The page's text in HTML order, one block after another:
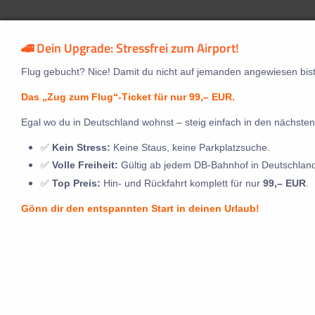
🚄 Dein Upgrade: Stressfrei zum Airport!
Flug gebucht? Nice! Damit du nicht auf jemanden angewiesen
Das „Zug zum Flug“-Ticket für nur 99,– EUR.
Egal wo du in Deutschland wohnst – steig einfach in den
✅ Kein Stress: Keine Staus, keine Parkplatzsuche.
✅ Volle Freiheit: Gültig ab jedem DB-Bahnhof in
✅ Top Preis: Hin- und Rückfahrt komplett für nur 99,– EUR
Gönn dir den entspannten Start in deinen Urlaub!